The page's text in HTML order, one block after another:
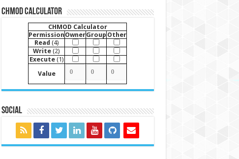
CHMOD Calculator
CHMOD Calculator
Permission OwnerGroup Other
Read (4)
Write (2)
Execute(1)
Value
Social